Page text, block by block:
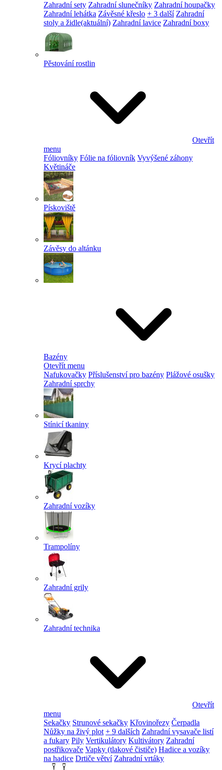
Zahradní sety Zahradní slunečníky Zahradní houpačky
Zahradní lehátka Závěsné křeslo + 3 další Zahradní
stoly a židle(aktuální) Zahradní lavice Zahradní boxy
Pěstování rostlin
Otevřít
menu
Fóliovníky Fólie na fóliovník Vyvýšené záhony
Květináče
Pískoviště
Závěsy do altánku
Bazény
Otevřít menu
Nafukovačky Příslušenství pro bazény Plážové osušky
Zahradní sprchy
Stínicí tkaniny
Krycí plachty
Zahradní vozíky
Trampolíny
Zahradní grily
Zahradní technika
Otevřít
menu
Sekačky Strunové sekačky Křovinořezy Čerpadla
Nůžky na živý plot + 9 dalších Zahradní vysavače listí
a fukary Pily Vertikulátory Kultivátory Zahradní
postřikovače Vapky (tlakové čističe) Hadice a vozíky
na hadice Drtiče větví Zahradní vrtáky